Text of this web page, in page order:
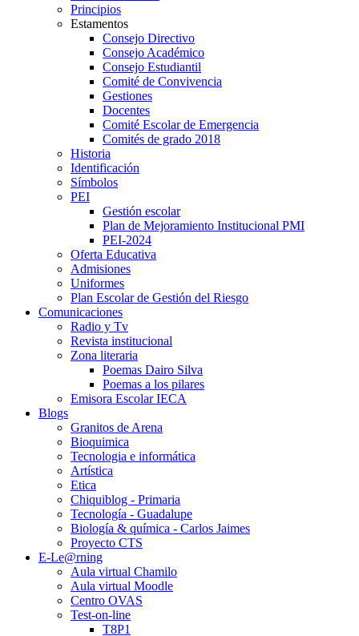
Principios
Estamentos
Consejo Directivo
Consejo Académico
Consejo Estudiantil
Comité de Convivencia
Gestiones
Docentes
Comité Escolar de Emergencia
Comités de grado 2018
Historia
Identificación
Símbolos
PEI
Gestión escolar
Plan de Mejoramiento Institucional PMI
PEI-2024
Oferta Educativa
Admisiones
Uniformes
Plan Escolar de Gestión del Riesgo
Comunicaciones
Radio y Tv
Revista institucional
Zona literaria
Poemas Dairo Silva
Poemas a los pilares
Emisora Escolar IECA
Blogs
Granitos de Arena
Bioquimica
Tecnologia e informática
Artística
Etica
Chiquiblog - Primaria
Tecnología - Guadalupe
Biología & química - Carlos Jaimes
Proyecto CTS
E-Le@rning
Aula virtual Chamilo
Aula virtual Moodle
Centro OVAS
Test-on-line
T8P1